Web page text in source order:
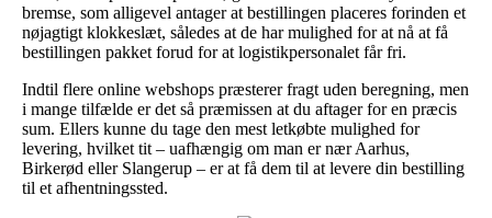
bremse, som alligevel antager at bestillingen placeres forinden et
nøjagtigt klokkeslæt, således at de har mulighed for at nå at få
bestillingen pakket forud for at logistikpersonalet får fri.
Indtil flere online webshops præsterer fragt uden beregning, men
i mange tilfælde er det så præmissen at du aftager for en præcis
sum. Ellers kunne du tage den mest letkøbte mulighed for
levering, hvilket tit – uafhængig om man er nær Aarhus,
Birkerød eller Slangerup – er at få dem til at levere din bestilling
til et afhentningssted.